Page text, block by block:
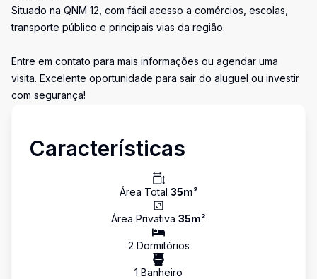
Situado na QNM 12, com fácil acesso a comércios, escolas,
transporte público e principais vias da região.
Entre em contato para mais informações ou agendar uma
visita. Excelente oportunidade para sair do aluguel ou investir
com segurança!
Características
Área Total 35m²
Área Privativa 35m²
2 Dormitórios
1 Banheiro